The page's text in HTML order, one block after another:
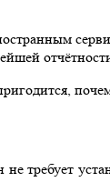
требует